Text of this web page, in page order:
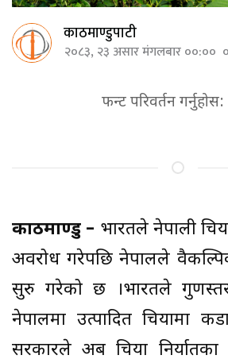
काठमाण्डुपाटी
२०८३, २३ असार मंगलबार
फन्ट परिवर्तन गर्नुहोस:
काठमाण्डु – भारतले नेपाली
अवरोध गरेपछि नेपालले
सुरु गरेको छ ।भारतले
नेपालमा उत्पादित चियामा
सरकारले अब चिया